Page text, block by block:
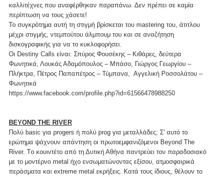
καλλιτέχνες που αναφέρθηκαν παραπάνω. Δεν πρέπει σε καμία
περίπτωση να τους χάσετε!
Το συγκρότημα αυτή τη στιγμή βρίσκεται του mastering του, άτιτλου
μέχρι στιγμής, ντεμπούτου άλμπουμ του και σε αναζήτηση
δισκογραφικής για να το κυκλοφορήσει.
Οι Destiny Calls είναι: Σπύρος Φουσέκης – Κιθάρες, δεύτερα
Φωνητικά, Λουκάς Αδαμόπουλος – Μπάσο, Γιώργος Γεωργίου –
Πλήκτρα, Πέτρος Παπαπέτρος – Τύμπανα, Αγγελική Ροσσολάτου –
Φωνητικά
https://www.facebook.com/profile.php?id=61566478988250
BEYOND THE RIVER
Πολύ basic για progers ή πολύ prog για μεταλλάδες; Σ' αυτό το
ερώτημα ψάχνουν απάντηση οι πρωτοεμφανιζόμενοι Beyond The
River. Tο κουιντέτο από τη Δυτική Αθήνα παντρεύει τον παραδοσιακό
με το μοντέρνο metal ήχο ενσωματώνοντας εξίσου, ατμοσφαιρικά
περάσματα και extreme metal εκρήξεις. Κατά τους ίδιους, θέλουν το